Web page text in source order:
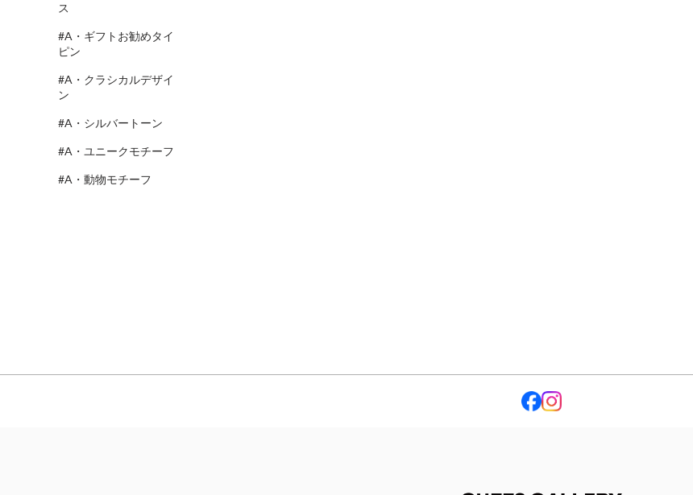
ス
#A・ギフトお勧めタイ
ピン
#A・クラシカルデザイ
ン
#A・シルバートーン
#A・ユニークモチーフ
#A・動物モチーフ